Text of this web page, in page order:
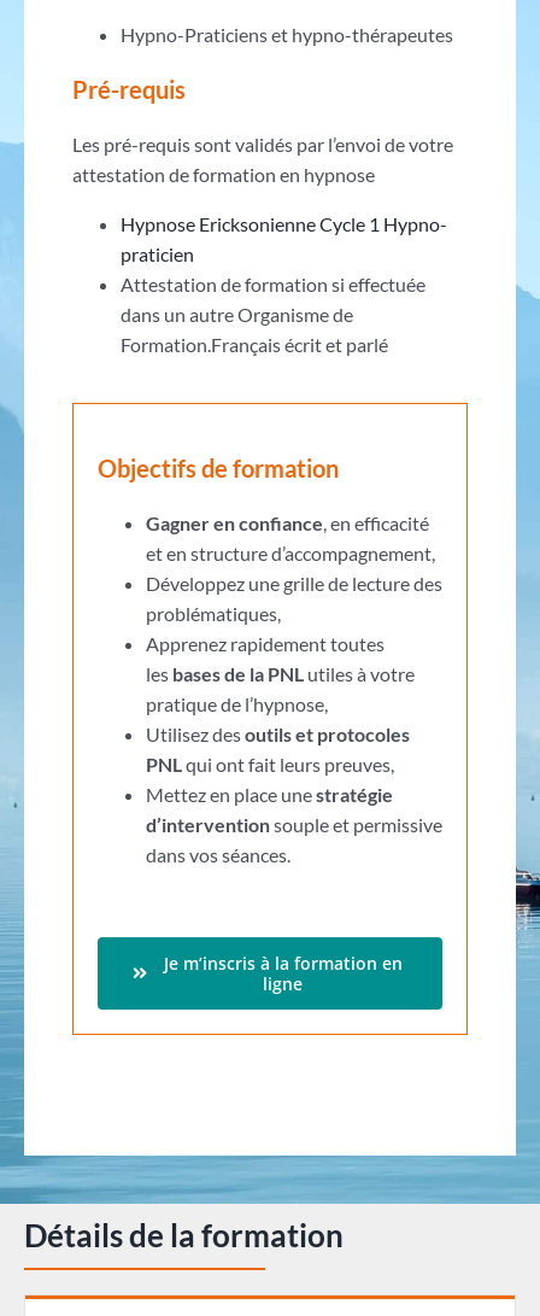
Hypno-Praticiens et hypno-thérapeutes
Pré-requis
Les pré-requis sont validés par l’envoi de votre
attestation de formation en hypnose
Hypnose Ericksonienne Cycle 1 Hypno-
praticien
Attestation de formation si effectuée
dans un autre Organisme de
Formation.Français écrit et parlé
Objectifs de formation
Gagner en confiance, en efficacité
et en structure d’accompagnement,
Développez une grille de lecture des
problématiques,
Apprenez rapidement toutes
lesbases de la PNLutiles à votre
pratique de l’hypnose,
Utilisez desoutils et protocoles
PNLqui ont fait leurs preuves,
Mettez en place unestratégie
d’interventionsouple et permissive
dans vos séances.
Je m’inscris à la formation en
ligne
Détails de la formation